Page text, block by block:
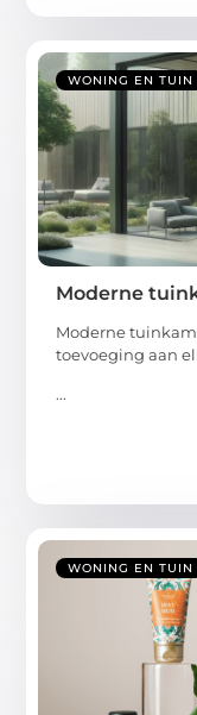
WONING EN TUIN
Moderne
Moderne
toevoeging aan
...
WONING EN TUIN